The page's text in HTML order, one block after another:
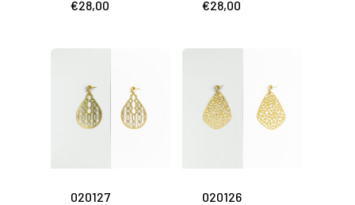
€28,00 €28,00
020127
020126